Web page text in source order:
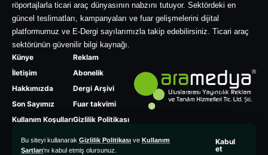
Bu siteyi kullanarak Gizlilik Politikası ve Kullanım
Şartları'nı kabul etmiş olursunuz.
Kabul
et
röportajlarla ticari araç dünyasının nabzını tutuyor. Sektördeki en
güncel teslimatları, kampanyaları ve fuar gelişmelerini dijital
platformumuz ve E-Dergi sayılarımızla takip edebilirsiniz. Ticari araç
sektörünün güvenilir bilgi kaynağı.
Künye
İletişim
Hakkımızda
Son Sayımız
Kullanım Koşulları
Reklam
Abonelik
Dergi Arşivi
Fuar takvimi
Gizlilik Politikası